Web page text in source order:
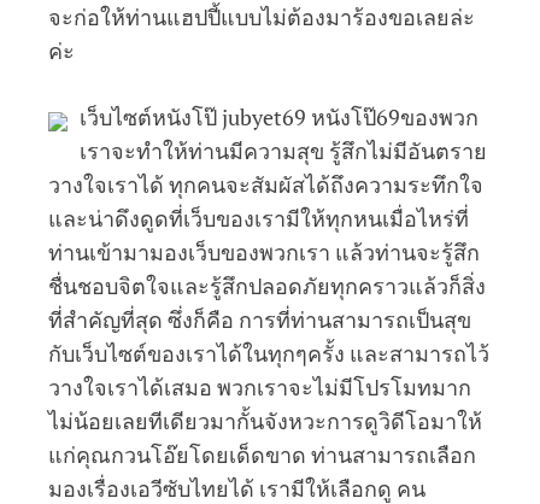
จะก่อให้ท่านแฮปปี้แบบไม่ต้องมาร้องขอเลยล่ะ
ค่ะ
เว็บไซต์หนังโป๊ jubyet69 หนังโป๊69ของพวก
เราจะทำให้ท่านมีความสุข รู้สึกไม่มีอันตราย
วางใจเราได้ ทุกคนจะสัมผัสได้ถึงความระทึกใจ
และน่าดึงดูดที่เว็บของเรามีให้ทุกหนเมื่อไหร่ที่
ท่านเข้ามามองเว็บของพวกเรา แล้วท่านจะรู้สึก
ชื่นชอบจิตใจและรู้สึกปลอดภัยทุกคราวแล้วก็สิ่ง
ที่สำคัญที่สุด ซึ่งก็คือ การที่ท่านสามารถเป็นสุข
กับเว็บไซต์ของเราได้ในทุกๆครั้ง และสามารถไว้
วางใจเราได้เสมอ พวกเราจะไม่มีโปรโมทมาก
ไม่น้อยเลยทีเดียวมากั้นจังหวะการดูวิดีโอมาให้
แก่คุณกวนโอ๊ยโดยเด็ดขาด ท่านสามารถเลือก
มองเรื่องเอวีซับไทยได้ เรามีให้เลือกดู คน